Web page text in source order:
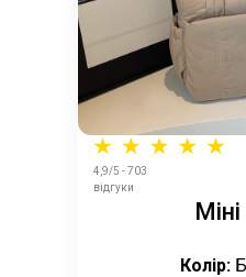
Колір:
4,9/5 - 703
відгуки